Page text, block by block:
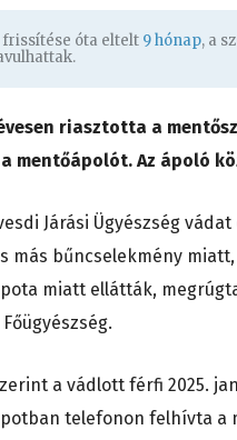
frissítése óta eltelt 9 hónap, a
riasztotta a
mentőápolót. Az ápoló
Járási Ügyészség
más bűncselekmény
miatt ellátták,
a vádlott férfi 2025.
telefonon felhívta a